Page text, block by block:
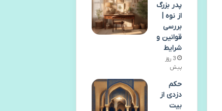
پدر بزرگ
از نوه |
بررسی
قوانین و
شرایط
3 روز
پیش
حکم
دزدی از
بیت